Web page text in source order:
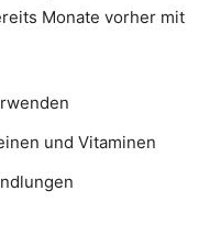
Monate vorher mit
und Vitaminen